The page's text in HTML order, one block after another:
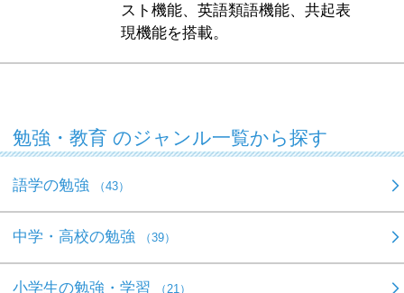
スト機能、英語類語機能、共起表
現機能を搭載。
勉強・教育 のジャンル一覧から探す
語学の勉強 （43）
中学・高校の勉強 （39）
小学生の勉強・学習 （21）